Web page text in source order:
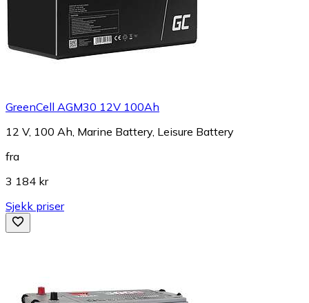
GreenCell AGM30 12V 100Ah
12 V, 100 Ah, Marine Battery, Leisure Battery
fra
3 184 kr
Sjekk priser